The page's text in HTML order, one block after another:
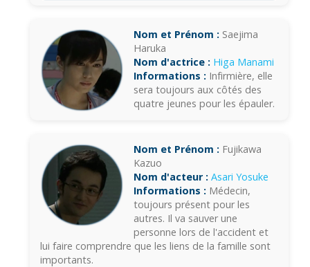
Nom et Prénom : Saejima
Haruka
Nom d'actrice : Higa Manami
Informations : Infirmière, elle
sera toujours aux côtés des
quatre jeunes pour les épauler.
Nom et Prénom : Fujikawa
Kazuo
Nom d'acteur : Asari Yosuke
Informations : Médecin,
toujours présent pour les
autres. Il va sauver une
personne lors de l'accident et
lui faire comprendre que les liens de la famille sont
importants.